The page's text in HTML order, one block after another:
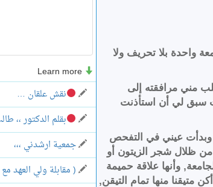
Learn more
نقش علقان …
بقلم الدكتور ،،
جمعية ارشدني ،،،
( مقابلة ولي العهد
واحدة بلا تحريف ولا
مني مرافقته إلى
سبق لي أن استأذنت
وبدأت عيني في التفحص
ظلال شجر الزيتون أو
وأنها علاقة حميمة
متيقنا منها تمام التيقن,